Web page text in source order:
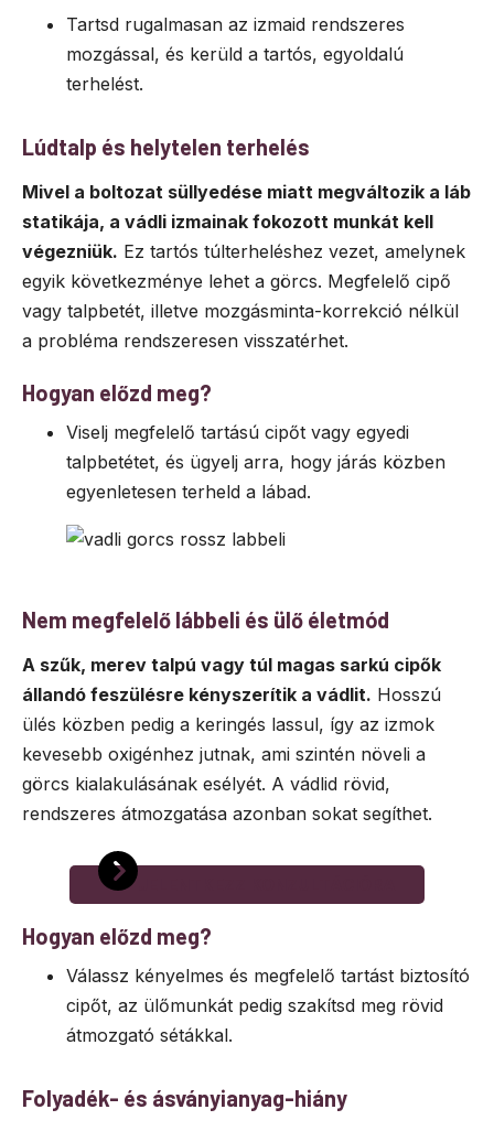
Tartsd rugalmasan az izmaid rendszeres
mozgással, és kerüld a tartós, egyoldalú
terhelést.
Lúdtalp és helytelen terhelés
Mivel a boltozat süllyedése miatt megváltozik a láb
statikája, a vádli izmainak fokozott munkát kell
végezniük. Ez tartós túlterheléshez vezet, amelynek
egyik következménye lehet a görcs. Megfelelő cipő
vagy talpbetét, illetve mozgásminta-korrekció nélkül
a probléma rendszeresen visszatérhet.
Hogyan előzd meg?
Viselj megfelelő tartású cipőt vagy egyedi
talpbetétet, és ügyelj arra, hogy járás közben
egyenletesen terheld a lábad.
Nem megfelelő lábbeli és ülő életmód
A szűk, merev talpú vagy túl magas sarkú cipők
állandó feszülésre kényszerítik a vádlit. Hosszú
ülés közben pedig a keringés lassul, így az izmok
kevesebb oxigénhez jutnak, ami szintén növeli a
görcs kialakulásának esélyét. A vádlid rövid,
rendszeres átmozgatása azonban sokat segíthet.
Hogyan előzd meg?
Válassz kényelmes és megfelelő tartást biztosító
cipőt, az ülőmunkát pedig szakítsd meg rövid
átmozgató sétákkal.
Folyadék- és ásványianyag-hiány